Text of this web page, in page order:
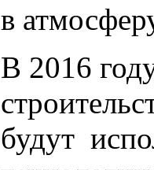
в
В 2016
будут